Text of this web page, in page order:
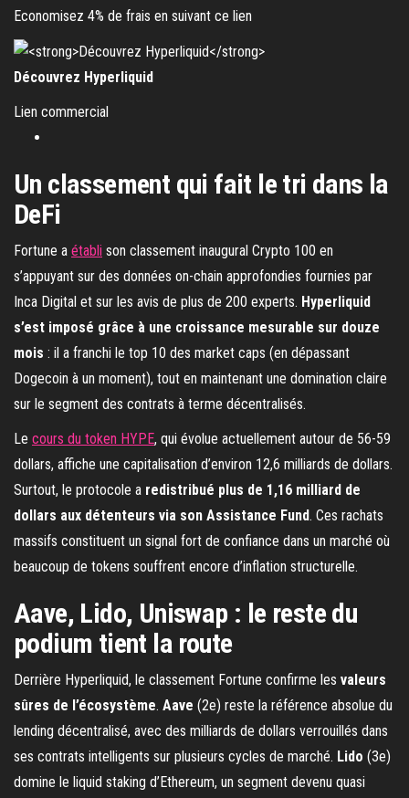
Economisez 4% de frais en suivant ce lien
Découvrez Hyperliquid
Lien commercial
Un classement qui fait le tri dans la
DeFi
Fortune a établi son classement inaugural Crypto 100 en
s’appuyant sur des données on-chain approfondies fournies par
Inca Digital et sur les avis de plus de 200 experts. Hyperliquid
s’est imposé grâce à une croissance mesurable sur douze
mois : il a franchi le top 10 des market caps (en dépassant
Dogecoin à un moment), tout en maintenant une domination claire
sur le segment des contrats à terme décentralisés.
Le cours du token HYPE, qui évolue actuellement autour de 56-59
dollars, affiche une capitalisation d’environ 12,6 milliards de dollars.
Surtout, le protocole a redistribué plus de 1,16 milliard de
dollars aux détenteurs via son Assistance Fund. Ces rachats
massifs constituent un signal fort de confiance dans un marché où
beaucoup de tokens souffrent encore d’inflation structurelle.
Aave, Lido, Uniswap : le reste du
podium tient la route
Derrière Hyperliquid, le classement Fortune confirme les valeurs
sûres de l’écosystème. Aave (2e) reste la référence absolue du
lending décentralisé, avec des milliards de dollars verrouillés dans
ses contrats intelligents sur plusieurs cycles de marché. Lido (3e)
domine le liquid staking d’Ethereum, un segment devenu quasi